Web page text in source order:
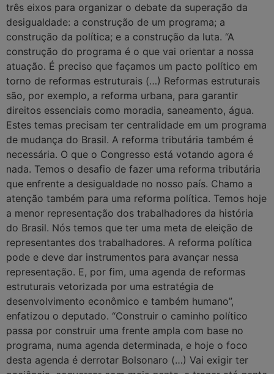
três eixos para organizar o debate da superação da
desigualdade: a construção de um programa; a
construção da política; e a construção da luta. “A
construção do programa é o que vai orientar a nossa
atuação. É preciso que façamos um pacto político em
torno de reformas estruturais (…) Reformas estruturais
são, por exemplo, a reforma urbana, para garantir
direitos essenciais como moradia, saneamento, água.
Estes temas precisam ter centralidade em um programa
de mudança do Brasil. A reforma tributária também é
necessária. O que o Congresso está votando agora é
nada. Temos o desafio de fazer uma reforma tributária
que enfrente a desigualdade no nosso país. Chamo a
atenção também para uma reforma política. Temos hoje
a menor representação dos trabalhadores da história
do Brasil. Nós temos que ter uma meta de eleição de
representantes dos trabalhadores. A reforma política
pode e deve dar instrumentos para avançar nessa
representação. E, por fim, uma agenda de reformas
estruturais vetorizada por uma estratégia de
desenvolvimento econômico e também humano”,
enfatizou o deputado. “Construir o caminho político
passa por construir uma frente ampla com base no
programa, numa agenda determinada, e hoje o foco
desta agenda é derrotar Bolsonaro (…) Vai exigir ter